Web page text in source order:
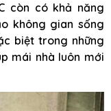
còn có khả năng
không gian sống
biệt trong những
mái nhà luôn mới